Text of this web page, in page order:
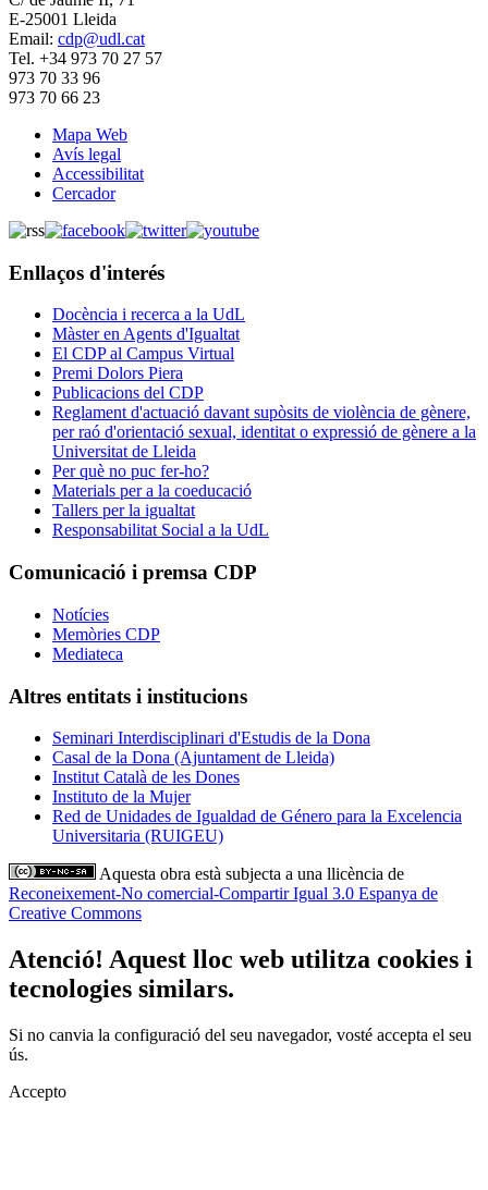
E-25001 Lleida
Email: cdp@udl.cat
Tel. +34 973 70 27 57
973 70 33 96
973 70 66 23
Mapa Web
Avís legal
Accessibilitat
Cercador
Enllaços d'interés
Docència i recerca a la UdL
Màster en Agents d'Igualtat
El CDP al Campus Virtual
Premi Dolors Piera
Publicacions del CDP
Reglament d'actuació davant supòsits de violència de gènere,
per raó d'orientació sexual, identitat o expressió de gènere a la
Universitat de Lleida
Per què no puc fer-ho?
Materials per a la coeducació
Tallers per la igualtat
Responsabilitat Social a la UdL
Comunicació i premsa CDP
Notícies
Memòries CDP
Mediateca
Altres entitats i institucions
Seminari Interdisciplinari d'Estudis de la Dona
Casal de la Dona (Ajuntament de Lleida)
Institut Català de les Dones
Instituto de la Mujer
Red de Unidades de Igualdad de Género para la Excelencia
Universitaria (RUIGEU)
Aquesta obra està subjecta a una llicència de
Reconeixement-No comercial-Compartir Igual 3.0 Espanya de
Creative Commons
Atenció! Aquest lloc web utilitza cookies i
tecnologies similars.
Si no canvia la configuració del seu navegador, vosté accepta el seu
ús.
Accepto